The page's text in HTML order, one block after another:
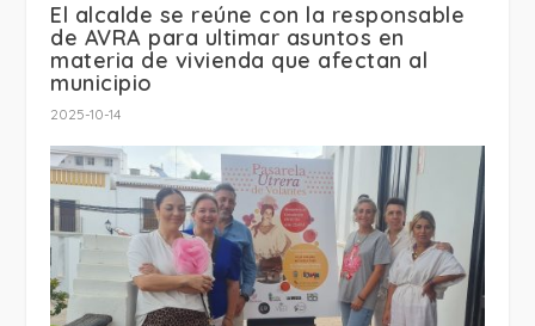
El alcalde se reúne con la responsable
de AVRA para ultimar asuntos en
materia de vivienda que afectan al
municipio
2025-10-14